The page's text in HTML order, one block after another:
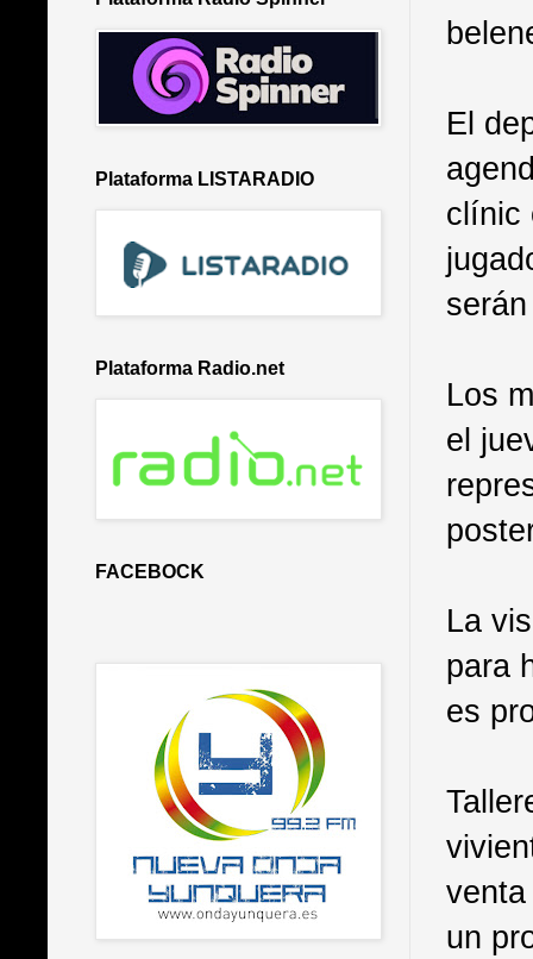
El
clínic
Los
el
La
para
es
un
Plataforma LISTARADIO
Plataforma Radio.net
FACEBOCK